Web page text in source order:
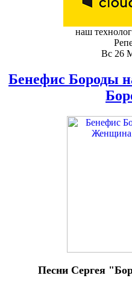
наш
Вс 26
Бенефис Бороды
Песни Сергея